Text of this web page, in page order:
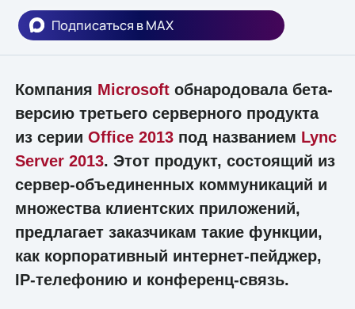
Подписаться в MAX
Компания Microsoftобнародовала бета-
версию третьего серверного продукта
из серии Office 2013под названием Lync
Server 2013. Этот продукт, состоящий из
сервер-объединенных коммуникаций и
множества клиентских приложений,
предлагает заказчикам такие функции,
как корпоративный интернет-пейджер,
IP-телефонию и конференц-связь.